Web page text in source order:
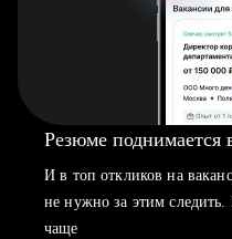
Резюме поднимается
И в топ откликов на
не нужно за этим следить.
чаще